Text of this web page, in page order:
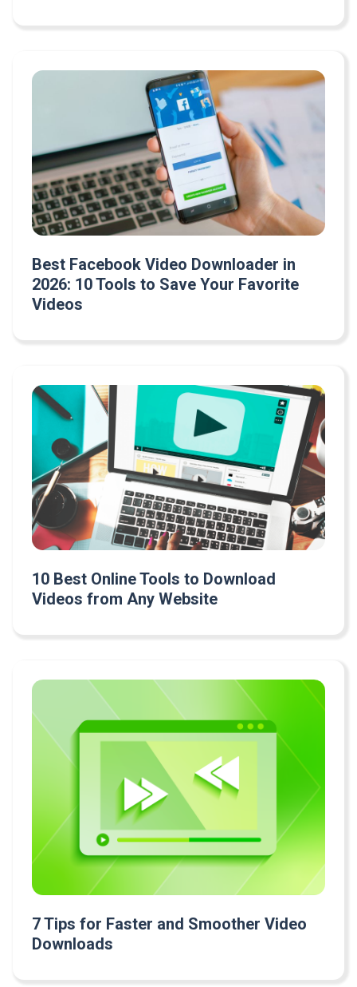
Best Facebook Video Downloader in
2026: 10 Tools to Save Your Favorite
Videos
10 Best Online Tools to Download
Videos from Any Website
7 Tips for Faster and Smoother Video
Downloads